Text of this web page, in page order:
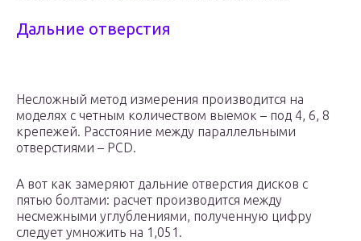
Дальние отверстия
Несложный метод измерения производится на
моделях с четным количеством выемок – под 4, 6, 8
крепежей. Расстояние между параллельными
отверстиями – PCD.
А вот как замеряют дальние отверстия дисков с
пятью болтами: расчет производится между
несмежными углублениями, полученную цифру
следует умножить на 1,051.